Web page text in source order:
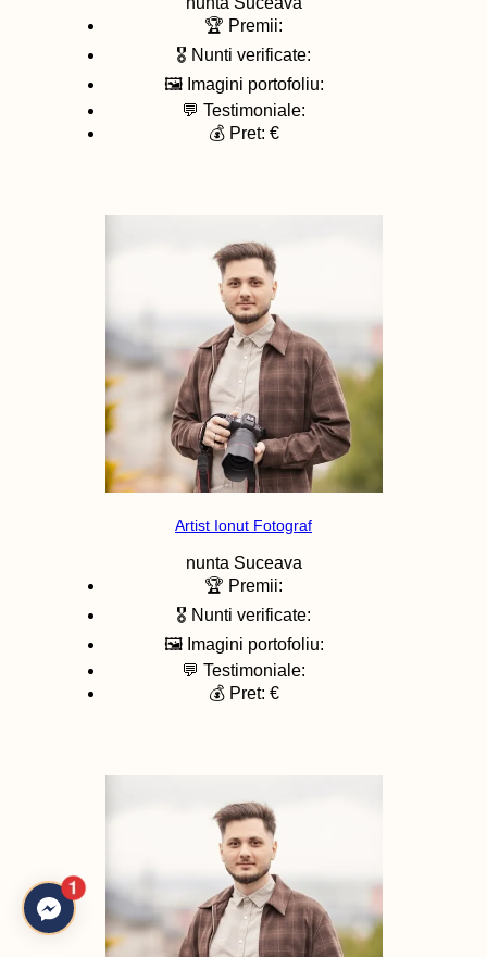
🏆 Premii:
🎖️ Nunti verificate:
🖼️ Imagini portofoliu:
💬 Testimoniale:
💰 Pret: €
Artist Ionut Fotograf
nunta Suceava
🏆 Premii:
🎖️ Nunti verificate:
🖼️ Imagini portofoliu:
💬 Testimoniale:
💰 Pret: €